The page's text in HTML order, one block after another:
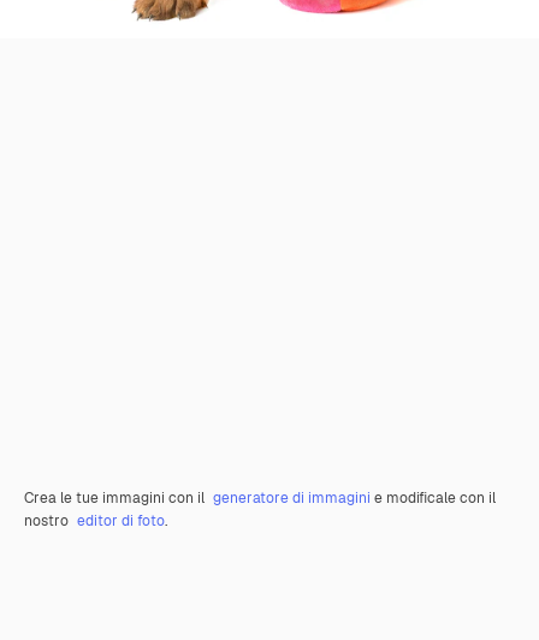
Crea le tue immagini con il generatore di immagini e modificale con il
nostro editor di foto.